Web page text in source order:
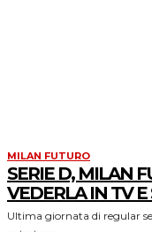
MILAN FUTURO
SERIE D, MILAN
VEDERLA IN TV
Ultima giornata di regular